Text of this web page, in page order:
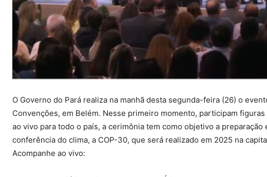
O Governo do Pará realiza na manhã desta segunda-feira (26) o
Convenções, em Belém. Nesse primeiro momento, participam
ao vivo para todo o país, a cerimônia tem como objetivo a
conferência do clima, a COP-30, que será realizado em 2025 na
Acompanhe ao vivo: